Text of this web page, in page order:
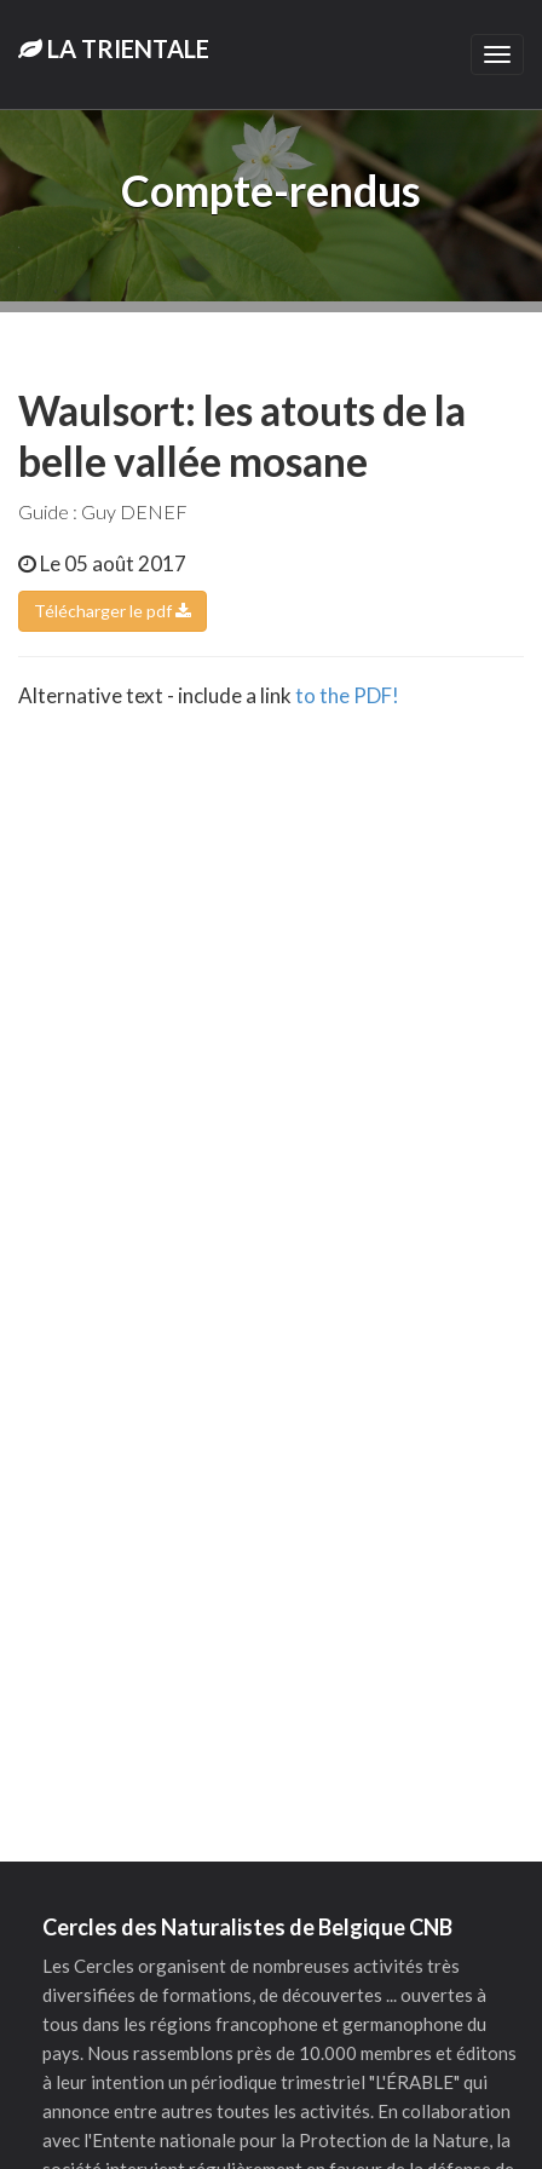
LA TRIENTALE
Compte-rendus
Waulsort: les atouts de la
belle vallée mosane
Guide : Guy DENEF
Le 05 août 2017
Télécharger le pdf
Alternative text - include a linkto the PDF!
Cercles des Naturalistes de Belgique CNB
Les Cercles organisent de nombreuses activités très
diversifiées de formations, de découvertes ... ouvertes à
tous dans les régions francophone et germanophone du
pays. Nous rassemblons près de 10.000 membres et éditons
à leur intention un périodique trimestriel "L'ÉRABLE" qui
annonce entre autres toutes les activités. En collaboration
avec l'Entente nationale pour la Protection de la Nature, la